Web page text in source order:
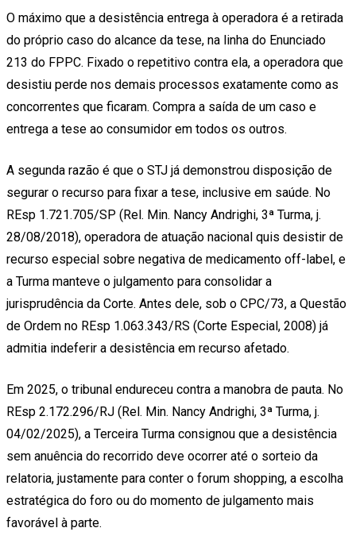
O máximo que a desistência entrega à operadora é a retirada
do próprio caso do alcance da tese, na linha do Enunciado
213 do FPPC. Fixado o repetitivo contra ela, a operadora que
desistiu perde nos demais processos exatamente como as
concorrentes que ficaram. Compra a saída de um caso e
entrega a tese ao consumidor em todos os outros.
A segunda razão é que o STJ já demonstrou disposição de
segurar o recurso para fixar a tese, inclusive em saúde. No
REsp 1.721.705/SP (Rel. Min. Nancy Andrighi, 3ª Turma, j.
28/08/2018), operadora de atuação nacional quis desistir de
recurso especial sobre negativa de medicamento off-label, e
a Turma manteve o julgamento para consolidar a
jurisprudência da Corte. Antes dele, sob o CPC/73, a Questão
de Ordem no REsp 1.063.343/RS (Corte Especial, 2008) já
admitia indeferir a desistência em recurso afetado.
Em 2025, o tribunal endureceu contra a manobra de pauta. No
REsp 2.172.296/RJ (Rel. Min. Nancy Andrighi, 3ª Turma, j.
04/02/2025), a Terceira Turma consignou que a desistência
sem anuência do recorrido deve ocorrer até o sorteio da
relatoria, justamente para conter o forum shopping, a escolha
estratégica do foro ou do momento de julgamento mais
favorável à parte.